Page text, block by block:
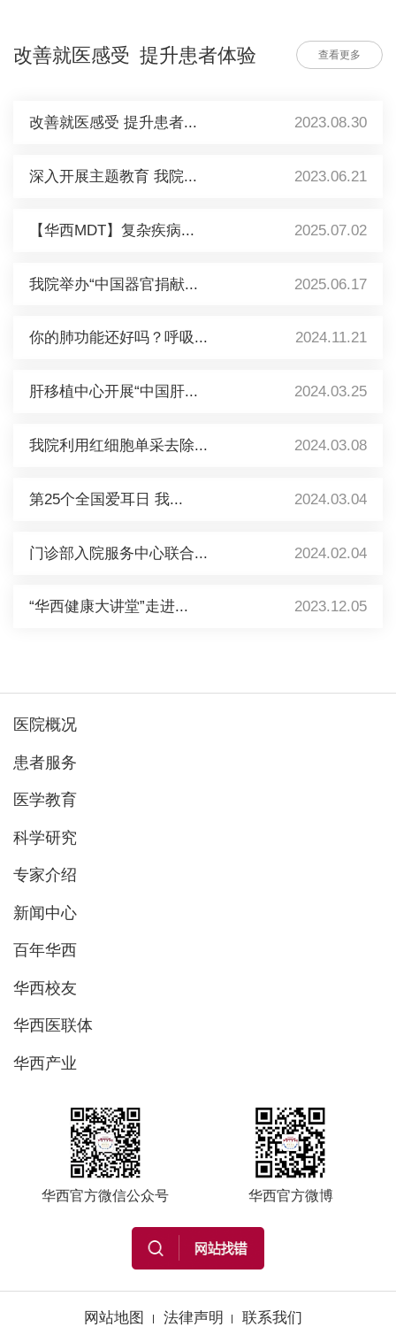
改善就医感受 提升患者体验 查看更多
改善就医感受 提升患者... 2023.08.30
深入开展主题教育 我院... 2023.06.21
【华西MDT】复杂疾病... 2025.07.02
我院举办“中国器官捐献... 2025.06.17
你的肺功能还好吗？呼吸... 2024.11.21
肝移植中心开展“中国肝... 2024.03.25
我院利用红细胞单采去除... 2024.03.08
第25个全国爱耳日 我... 2024.03.04
门诊部入院服务中心联合... 2024.02.04
“华西健康大讲堂”走进... 2023.12.05
医院概况
患者服务
医学教育
科学研究
专家介绍
新闻中心
百年华西
华西校友
华西医联体
华西产业
华西官方微信公众号 华西官方微博
网站地图 法律声明 联系我们